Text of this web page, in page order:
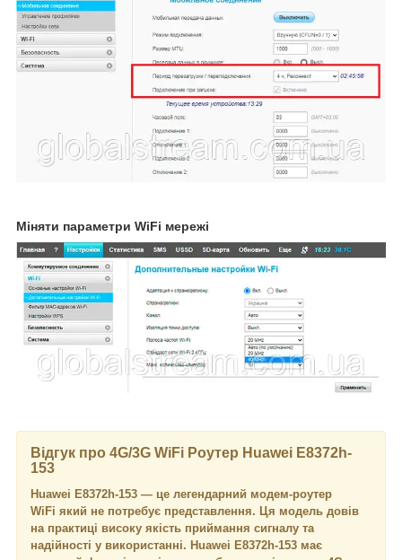
Міняти параметри WiFi мережі
Відгук про 4G/3G WiFi Роутер Huawei E8372h-
153
Huawei E8372h-153 — це легендарний модем-роутер
WiFi який не потребує представлення. Ця модель довів
на практиці високу якість приймання сигналу та
надійності у використанні. Huawei E8372h-153 має